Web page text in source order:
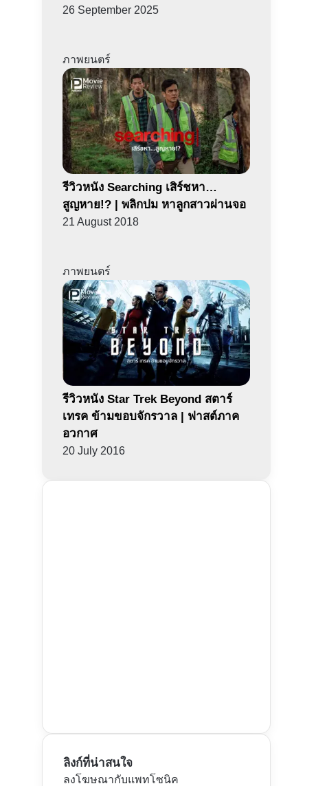
26 September 2025
ภาพยนตร์
รีวิวหนัง Searching เสิร์ชหา…
สูญหาย!? | พลิกปม หาลูกสาวผ่านจอ
21 August 2018
ภาพยนตร์
รีวิวหนัง Star Trek Beyond สตาร์
เทรค ข้ามขอบจักรวาล | ฟาสต์ภาค
อวกาศ
20 July 2016
ลิงก์ที่น่าสนใจ
ลงโฆษณากับแพทโซนิค